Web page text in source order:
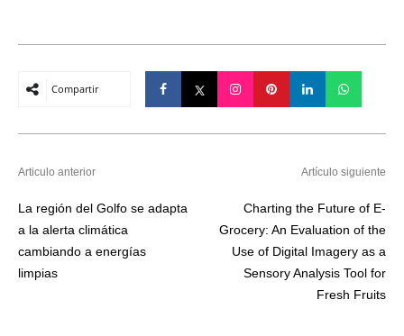
Compartir
Articulo anterior
La región del Golfo se adapta
a la alerta climática
cambiando a energías
limpias
Artículo siguiente
Charting the Future of E-
Grocery: An Evaluation of the
Use of Digital Imagery as a
Sensory Analysis Tool for
Fresh Fruits